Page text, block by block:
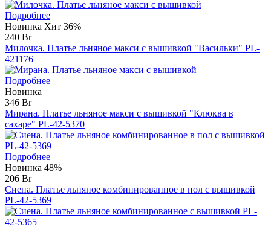
Подробнее
Новинка Хит 36%
240 Br
Милочка. Платье льняное макси с вышивкой "Васильки" PL-
421176
Подробнее
Новинка
346 Br
Мирана. Платье льняное макси с вышивкой "Клюква в
сахаре" PL-42-5370
Подробнее
Новинка 48%
206 Br
Сиена. Платье льняное комбинированное в пол с вышивкой
PL-42-5369